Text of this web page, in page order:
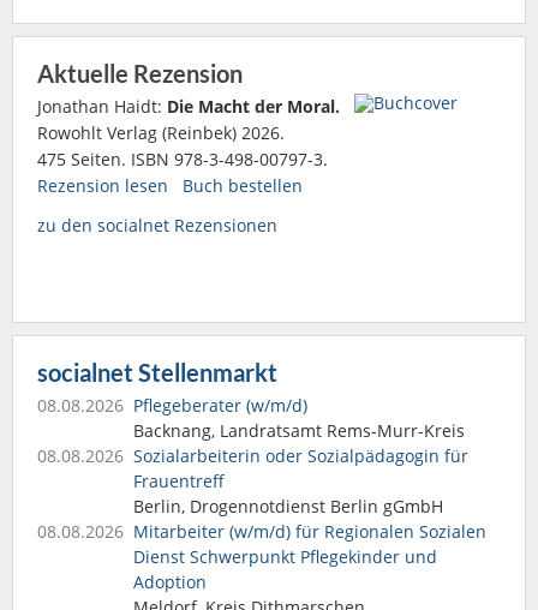
Aktuelle Rezension
Jonathan Haidt: Die Macht der Moral.
Rowohlt Verlag (Reinbek) 2026.
475 Seiten. ISBN 978-3-498-00797-3.
Rezension lesen
Buch bestellen
zu den socialnet Rezensionen
socialnet Stellenmarkt
08.08.2026 Pflegeberater (w/m/d)
Backnang, Landratsamt Rems-Murr-Kreis
08.08.2026 Sozialarbeiterin oder Sozialpädagogin für
Frauentreff
Berlin, Drogennotdienst Berlin gGmbH
08.08.2026 Mitarbeiter (w/m/d) für Regionalen Sozialen
Dienst Schwerpunkt Pflegekinder und
Adoption